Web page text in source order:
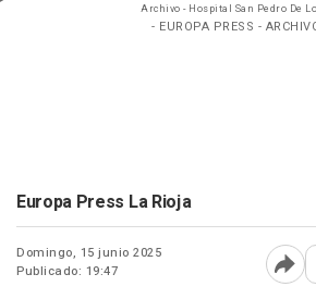
Archivo - Hospital San Pedro De
- EUROPA PRESS -
Europa Press La Rioja
Domingo, 15 junio 2025
Publicado: 19:47